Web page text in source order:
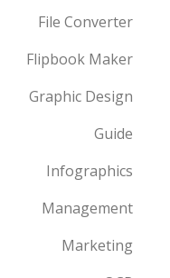
File Converter
Flipbook Maker
Graphic Design
Guide
Infographics
Management
Marketing